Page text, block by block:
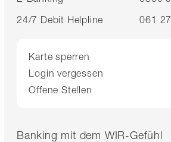
24/7 Debit Helpline
061
Karte sperren
Login vergessen
Offene Stellen
Banking mit dem WIR-Gefühl